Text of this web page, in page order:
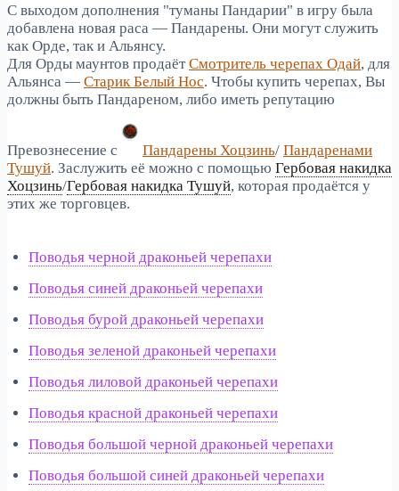
С выходом дополнения "туманы Пандарии" в игру была
добавлена новая раса — Пандарены. Они могут служить
как Орде, так и Альянсу.
Для Орды маунтов продаётСмотритель черепах Одай, для
Альянса — Старик Белый Нос. Чтобы купить черепах, Вы
должны быть Пандареном, либо иметь репутацию
Превознесение с Пандарены Хоцзинь/ Пандаренами
Тушуй. Заслужить её можно с помощью Гербовая накидка
Хоцзинь/Гербовая накидка Тушуй, которая продаётся у
этих же торговцев.
Поводья черной драконьей черепахи
Поводья синей драконьей черепахи
Поводья бурой драконьей черепахи
Поводья зеленой драконьей черепахи
Поводья лиловой драконьей черепахи
Поводья красной драконьей черепахи
Поводья большой черной драконьей черепахи
Поводья большой синей драконьей черепахи